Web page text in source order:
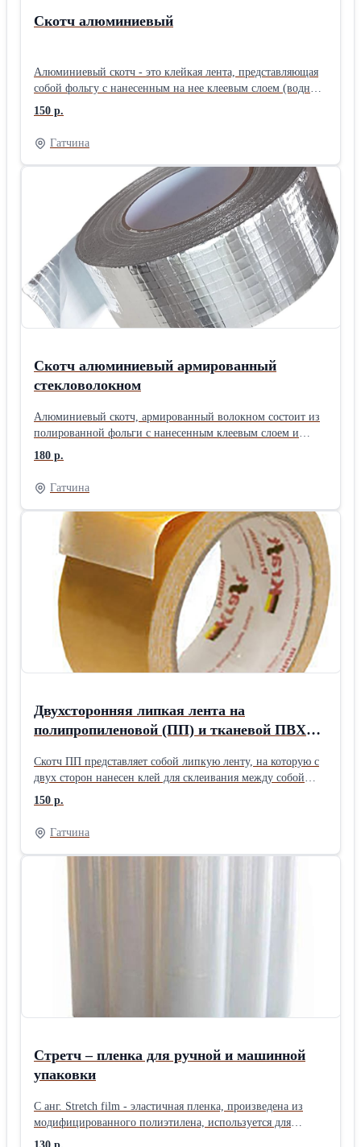
Скотч алюминиевый
Алюминиевый скотч - это клейкая лента, представляющая
собой фольгу с нанесенным на нее клеевым слоем (водный
акрилат или искусственный каучук) общий слой = 70 мкм.
Скотч применяют в строительных, монтажных, а так же в
ремонтных работах. Такая клейкая лента обеспечивает
наилучшую теплоизоляцию поверхностям. Скотч
алюминиевый характеризуется повышенной
термостойкостью (теплостойкостью) и долговечностью из-
за специализированного состава клея. Изготавливаем
скотчи по размерам заказчика. Доставка.
150 р.
Гатчина
Скотч алюминиевый армированный
стекловолокном
Алюминиевый скотч, армированный волокном состоит из
полированной фольги с нанесенным клеевым слоем и
силиконизированной бумаги (подложки) для защиты
клеевой поверхности. Клеевая основа - искусственный
каучук. Такой скотч применяют, как и обычный
алюминиевый скотч, но благодаря синтетическим
волокнам и дополнительному слою специальной бумаги
соединение выдерживает дополнительные механические
нагрузки. Изготавливаем скотчи по размерам заказчика.
Доставка.
180 р.
Гатчина
Двухсторонняя липкая лента на
полипропиленовой (ПП) и тканевой ПВХ
Скотч ПП представляет собой липкую ленту, на которую с
двух сторон нанесен клей для склеивания между собой
двух поверхностей. Основа такого скотча - бумага и
ориентированный полипропилен, вспененный полимер.
Используют в отделочных и монтажных работах, в
мебельной, полиграфической промышленности, а также
там, где необходимо надежное сцепление двух
150 р.
Гатчина
Стретч – пленка для ручной и машинной
упаковки
С анг. Stretch film - эластичная пленка, произведена из
модифицированного полиэтилена, используется для
группирования тарно-штучных грузов на поддоне методом